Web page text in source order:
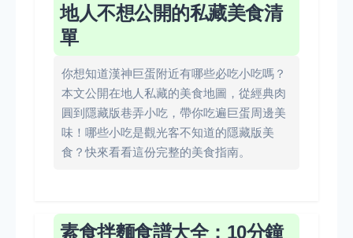
地人不想公開的私藏美食清
單
你想知道漢神巨蛋附近有哪些必吃小吃嗎？
本文公開在地人私藏的美食地圖，從經典肉
圓到隱藏版巷弄小吃，帶你吃遍巨蛋周邊美
味！哪些小吃是觀光客不知道的隱藏版美
食？快來看看這份完整的美食指南。
素食拌麵食譜大全：10分鐘